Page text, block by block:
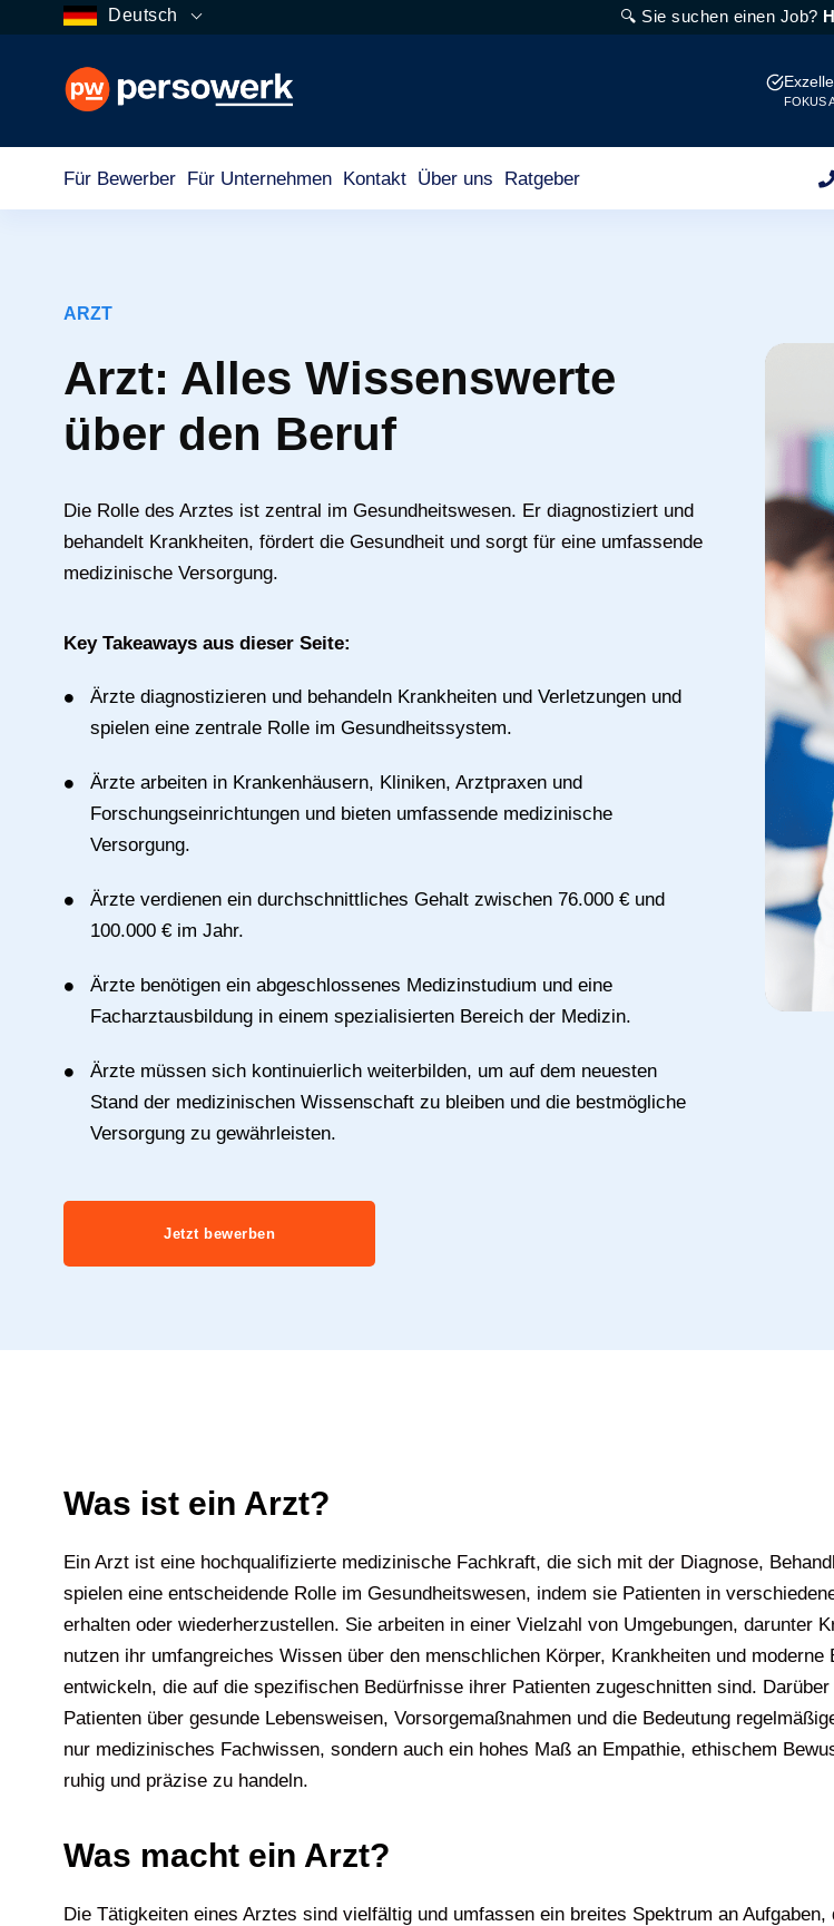
Deutsch 🔍 Sie suchen einen Job?
FOKUS
Für Bewerber Für Unternehmen Kontakt Über uns Ratgeber
ARZT
Arzt: Alles Wissenswerte
über den Beruf
Die Rolle des Arztes ist zentral im Gesundheitswesen. Er diagnostiziert und
behandelt Krankheiten, fördert die Gesundheit und sorgt für eine umfassende
medizinische Versorgung.
Key Takeaways aus dieser Seite:
Ärzte diagnostizieren und behandeln Krankheiten und Verletzungen und
spielen eine zentrale Rolle im Gesundheitssystem.
Ärzte arbeiten in Krankenhäusern, Kliniken, Arztpraxen und
Forschungseinrichtungen und bieten umfassende medizinische
Versorgung.
Ärzte verdienen ein durchschnittliches Gehalt zwischen 76.000 € und
100.000 € im Jahr.
Ärzte benötigen ein abgeschlossenes Medizinstudium und eine
Facharztausbildung in einem spezialisierten Bereich der Medizin.
Ärzte müssen sich kontinuierlich weiterbilden, um auf dem neuesten
Stand der medizinischen Wissenschaft zu bleiben und die bestmögliche
Versorgung zu gewährleisten.
Jetzt bewerben
Was ist ein Arzt?
Ein Arzt ist eine hochqualifizierte medizinische Fachkraft, die sich mit der Diagnose,
spielen eine entscheidende Rolle im Gesundheitswesen, indem sie Patienten in
erhalten oder wiederherzustellen. Sie arbeiten in einer Vielzahl von Umgebungen, darunter
nutzen ihr umfangreiches Wissen über den menschlichen Körper, Krankheiten und
entwickeln, die auf die spezifischen Bedürfnisse ihrer Patienten zugeschnitten sind.
Patienten über gesunde Lebensweisen, Vorsorgemaßnahmen und die Bedeutung
nur medizinisches Fachwissen, sondern auch ein hohes Maß an Empathie, ethischem
ruhig und präzise zu handeln.
Was macht ein Arzt?
Die Tätigkeiten eines Arztes sind vielfältig und umfassen ein breites Spektrum an